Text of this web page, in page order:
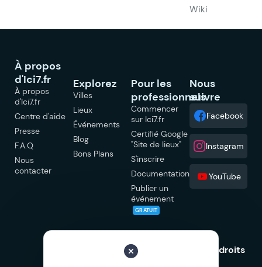
Wiki
À propos
d'Ici7.fr
À propos
d'Ici7.fr
Centre d'aide
Presse
F.A.Q
Nous
contacter
Explorez
Villes
Lieux
Événements
Blog
Bons Plans
Pour les
professionnels
Commencer
sur Ici7.fr
Certifié Google
"Site de lieux"
S'inscrire
Documentation
Publier un
événement
GRATUIT
Nous
suivre
Facebook
Instagram
YouTube
© 2026 Ici7.fr Tous droits